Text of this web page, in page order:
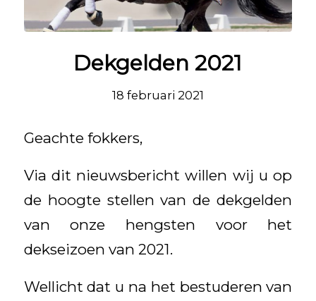
Dekgelden 2021
18 februari 2021
Geachte fokkers,
Via dit nieuwsbericht willen wij u op
de hoogte stellen van de dekgelden
van onze hengsten voor het
dekseizoen van 2021.
Wellicht dat u na het bestuderen van